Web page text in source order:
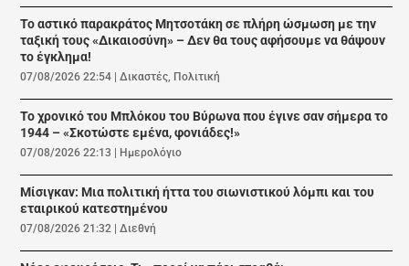
Το αστικό παρακράτος Μητσοτάκη σε πλήρη ώσμωση με την
ταξική τους «Δικαιοσύνη» – Δεν θα τους αφήσουμε να θάψουν
το έγκλημα!
07/08/2026 22:54 |Δικαστές, Πολιτική
Το χρονικό του Μπλόκου του Βύρωνα που έγινε σαν σήμερα το
1944 – «Σκοτώστε εμένα, φονιάδες!»
07/08/2026 22:13 Ημερολόγιο
Μίσιγκαν: Μια πολιτική ήττα του σιωνιστικού λόμπι και του
εταιρικού κατεστημένου
07/08/2026 21:32 |Διεθνή